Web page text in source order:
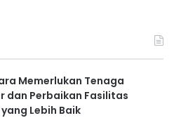
Memerlukan Tenaga
dan Perbaikan Fasilitas
Lebih Baik